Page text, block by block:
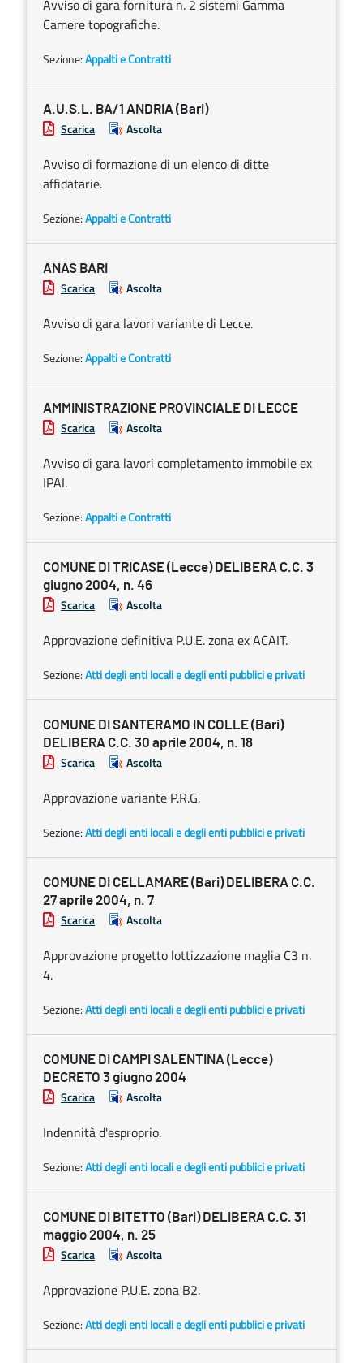
Avviso di gara fornitura n. 2 sistemi Gamma
Camere topografiche.
Sezione:Appalti e Contratti
A.U.S.L. BA/1 ANDRIA (Bari)
Scarica Ascolta
Avviso di formazione di un elenco di ditte
affidatarie.
Sezione:Appalti e Contratti
ANAS BARI
Scarica Ascolta
Avviso di gara lavori variante di Lecce.
Sezione:Appalti e Contratti
AMMINISTRAZIONE PROVINCIALE DI LECCE
Scarica Ascolta
Avviso di gara lavori completamento immobile ex
IPAI.
Sezione:Appalti e Contratti
COMUNE DI TRICASE (Lecce) DELIBERA C.C. 3
giugno 2004, n. 46
Scarica Ascolta
Approvazione definitiva P.U.E. zona ex ACAIT.
Sezione:Atti degli enti locali e degli enti pubblici e privati
COMUNE DI SANTERAMO IN COLLE (Bari)
DELIBERA C.C. 30 aprile 2004, n. 18
Scarica Ascolta
Approvazione variante P.R.G.
Sezione:Atti degli enti locali e degli enti pubblici e privati
COMUNE DI CELLAMARE (Bari) DELIBERA C.C.
27 aprile 2004, n. 7
Scarica Ascolta
Approvazione progetto lottizzazione maglia C3 n.
4.
Sezione:Atti degli enti locali e degli enti pubblici e privati
COMUNE DI CAMPI SALENTINA (Lecce)
DECRETO 3 giugno 2004
Scarica Ascolta
Indennità d'esproprio.
Sezione:Atti degli enti locali e degli enti pubblici e privati
COMUNE DI BITETTO (Bari) DELIBERA C.C. 31
maggio 2004, n. 25
Scarica Ascolta
Approvazione P.U.E. zona B2.
Sezione:Atti degli enti locali e degli enti pubblici e privati